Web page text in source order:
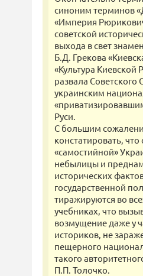
синоним терминов
«Империя
советской
выхода в свет
Б.Д. Грекова
«Культура Киевской
развала Советского
украинским
Руси.
С большим
констатировать,
«самостийной»
небылицы и
исторических
государственной
тиражируются во
учебниках, что
возмущение даже у
историков, не
пещерного
такого
П.П. Толочко.